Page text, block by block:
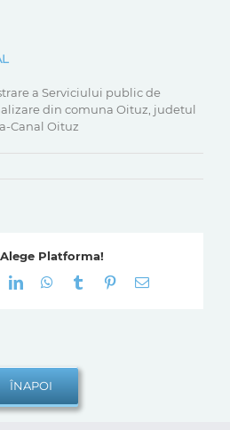
a Serviciului public de
din comuna Oituz, judetul
Canal Oituz
Platforma!
LinkedInWhatsApp
Tumblr Pinterest
E-